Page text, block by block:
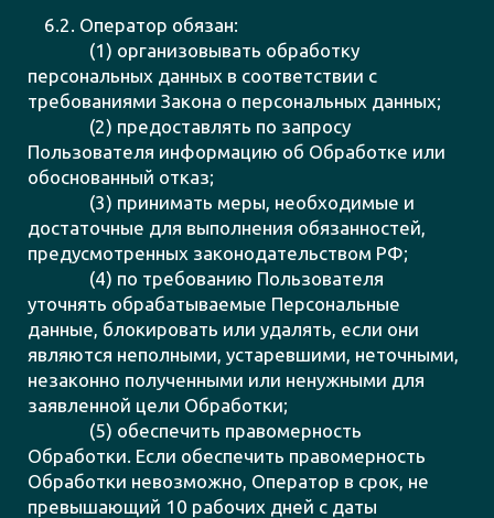
6.2. Оператор обязан:
(1) организовывать обработку
персональных данных в соответствии с
требованиями Закона о персональных данных;
(2) предоставлять по запросу
Пользователя информацию об Обработке или
обоснованный отказ;
(3) принимать меры, необходимые и
достаточные для выполнения обязанностей,
предусмотренных законодательством РФ;
(4) по требованию Пользователя
уточнять обрабатываемые Персональные
данные, блокировать или удалять, если они
являются неполными, устаревшими, неточными,
незаконно полученными или ненужными для
заявленной цели Обработки;
(5) обеспечить правомерность
Обработки. Если обеспечить правомерность
Обработки невозможно, Оператор в срок, не
превышающий 10 рабочих дней с даты